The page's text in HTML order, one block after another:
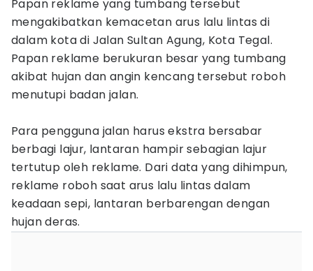
Papan reklame yang tumbang tersebut
mengakibatkan kemacetan arus lalu lintas di
dalam kota di Jalan Sultan Agung, Kota Tegal.
Papan reklame berukuran besar yang tumbang
akibat hujan dan angin kencang tersebut roboh
menutupi badan jalan.
Para pengguna jalan harus ekstra bersabar
berbagi lajur, lantaran hampir sebagian lajur
tertutup oleh reklame. Dari data yang dihimpun,
reklame roboh saat arus lalu lintas dalam
keadaan sepi, lantaran berbarengan dengan
hujan deras.